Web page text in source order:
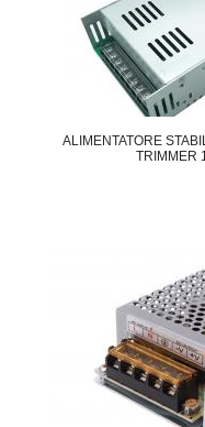
ALIMENTATORE
TRIMMER